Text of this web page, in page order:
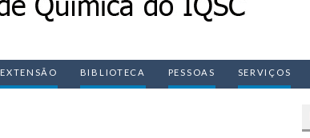
EXTENSÃO BIBLIOTECA PESSOAS SERVIÇOS